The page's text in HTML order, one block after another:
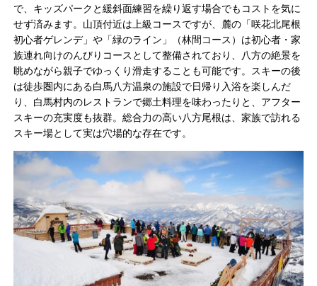
で、キッズパークと緩斜面練習を繰り返す場合でもコストを気に
せず済みます。山頂付近は上級コースですが、麓の「咲花北尾根
初心者ゲレンデ」や「緑のライン」（林間コース）は初心者・家
族連れ向けのんびりコースとして整備されており、八方の絶景を
眺めながら親子でゆっくり滑走することも可能です。スキーの後
は徒歩圏内にある白馬八方温泉の施設で日帰り入浴を楽しんだ
り、白馬村内のレストランで郷土料理を味わったりと、アフター
スキーの充実度も抜群。総合力の高い八方尾根は、家族で訪れる
スキー場として実は穴場的な存在です。